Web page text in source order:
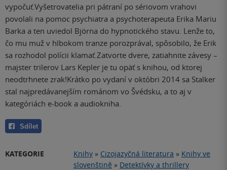
vypočuť.Vyšetrovatelia pri pátraní po sériovom vrahovi
povolali na pomoc psychiatra a psychoterapeuta Erika Mariu
Barka a ten uviedol Björna do hypnotického stavu. Lenže to,
čo mu muž v hlbokom tranze porozprával, spôsobilo, že Erik
sa rozhodol polícii klamať.Zatvorte dvere, zatiahnite závesy –
majster trilerov Lars Kepler je tu opäť s knihou, od ktorej
neodtrhnete zrak!Krátko po vydaní v októbri 2014 sa Stalker
stal najpredávanejším románom vo Švédsku, a to aj v
kategóriách e-book a audiokniha.
Sdílet
KATEGORIE Knihy » Cizojazyčná literatura » Knihy ve
slovenštině » Detektívky a thrillery